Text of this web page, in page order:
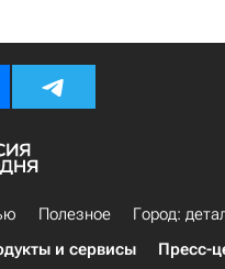
Полезное
Город:
и сервисы Пресс-